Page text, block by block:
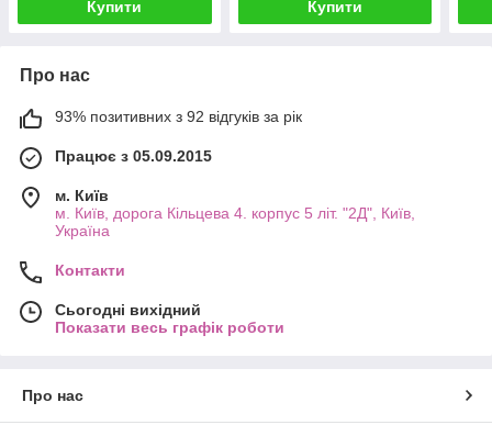
Купити Купити
Про нас
93% позитивних з 92 відгуків за рік
Працює з 05.09.2015
м. Київ
м. Київ, дорога Кільцева 4. корпус 5 літ. "2Д", Київ,
Україна
Контакти
Сьогодні вихідний
Показати весь графік роботи
Про нас